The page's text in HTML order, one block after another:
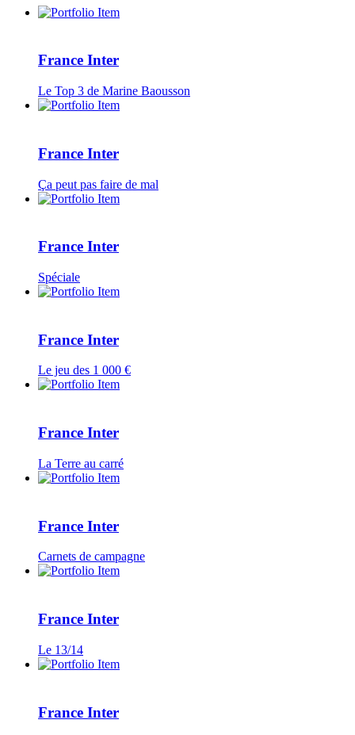
France Inter
Le Top 3 de Marine Baousson
France Inter
Ça peut pas faire de mal
France Inter
Spéciale
France Inter
Le jeu des 1 000 €
France Inter
La Terre au carré
France Inter
Carnets de campagne
France Inter
Le 13/14
France Inter